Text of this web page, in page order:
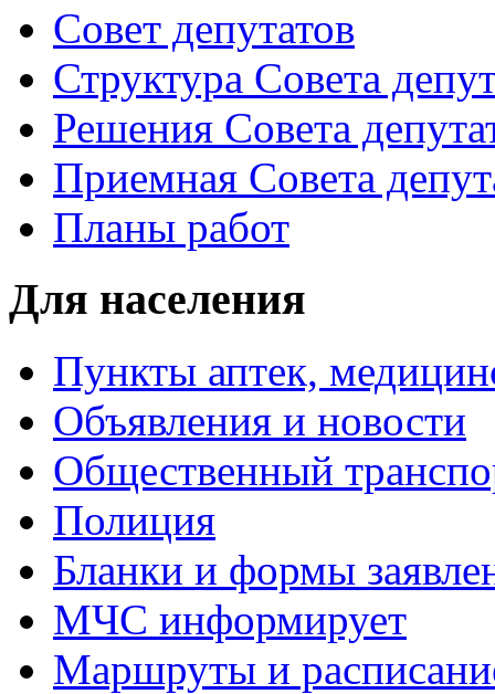
Совет депутатов
Структура Совета
Решения Совета
Приемная Совета
Планы работ
Для населения
Пункты аптек,
Объявления и новости
Общественный
Полиция
Бланки и формы
МЧС информирует
Маршруты и